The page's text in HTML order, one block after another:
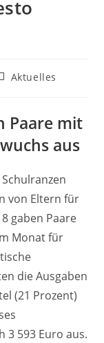
Aktuelles
Paare mit
aus
von Eltern für
gaben Paare
Monat für
die Ausgaben
(21 Prozent)
3 593 Euro aus.